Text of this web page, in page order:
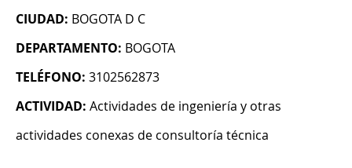
CIUDAD: BOGOTA D C
DEPARTAMENTO: BOGOTA
TELÉFONO: 3102562873
ACTIVIDAD: Actividades de ingeniería y otras
actividades conexas de consultoría técnica